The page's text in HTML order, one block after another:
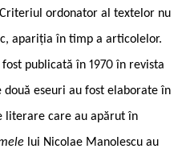
ordonator al textelor nu
apariția în timp a articolelor.
publicată în 1970 în revista
eseuri au fost elaborate în
literare care au apărut în
lui Nicolae Manolescu au